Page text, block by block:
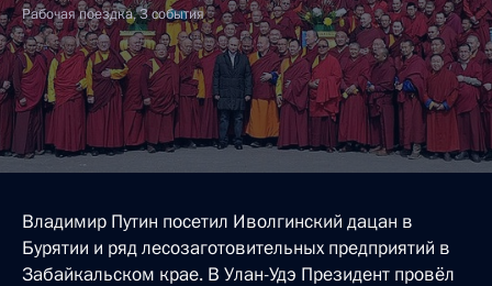
Рабочая поездка, 3 события
Владимир Путин посетил Иволгинский дацан в
Бурятии и ряд лесозаготовительных предприятий в
Забайкальском крае. В Улан-Удэ Президент провёл